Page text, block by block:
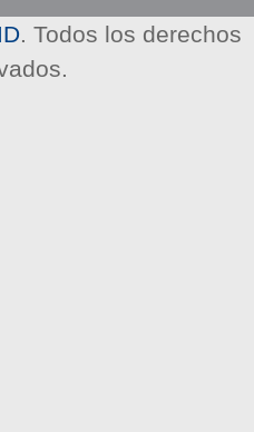
. Todos los derechos